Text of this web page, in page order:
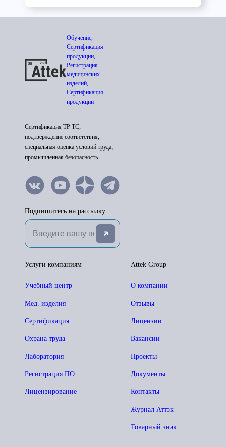
Обучение,
Сертификация
продукции,
Регистрация
медицинских
изделий,
Сертификация
продукции
Сертификация ТР ТС;
подтверждение соответствия;
специальная оценка условий труда;
промышленная безопасность.
Подпишитесь на рассылку:
Attek Group
О компании
Отзывы
Лицензии
Вакансии
Проекты
Документы
Контакты
Журнал Аттэк
Товарный знак
Услуги компаниям
Учебный центр
Мед. изделия
Сертификация
Охрана труда
Лаборатория
Регистрация ПО
Лицензирование